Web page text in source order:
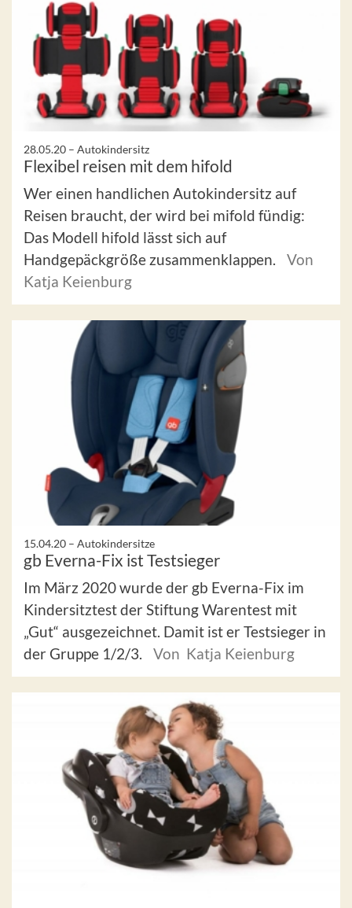
28.05.20 – Autokindersitz
Flexibel reisen mit dem hifold
Wer einen handlichen Autokindersitz auf
Reisen braucht, der wird bei mifold fündig:
Das Modell hifold lässt sich auf
Handgepäckgröße zusammenklappen.
Von
Katja Keienburg
15.04.20 – Autokindersitze
gb Everna-Fix ist Testsieger
Im März 2020 wurde der gb Everna-Fix im
Kindersitztest der Stiftung Warentest mit
„Gut“ ausgezeichnet. Damit ist er Testsieger in
der Gruppe 1/2/3.
Von Katja Keienburg